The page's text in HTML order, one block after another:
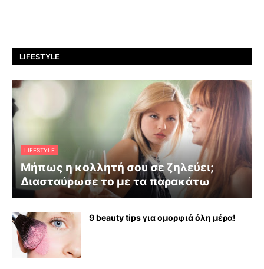
LIFESTYLE
LIFESTYLE
Μήπως η κολλητή σου σε ζηλεύει;
Διασταύρωσε το με τα παρακάτω
9 beauty tips για ομορφιά όλη μέρα!